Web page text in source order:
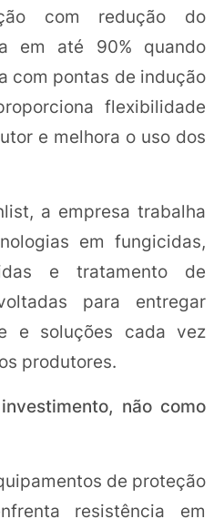
com redução do
em até 90% quando
com pontas de indução
flexibilidade
e melhora o uso dos
a empresa trabalha
em fungicidas,
e tratamento de
para entregar
e soluções cada vez
produtores.
não como
de proteção
resistência em